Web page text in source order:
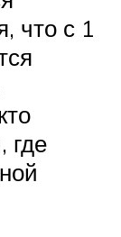
что с 1
где